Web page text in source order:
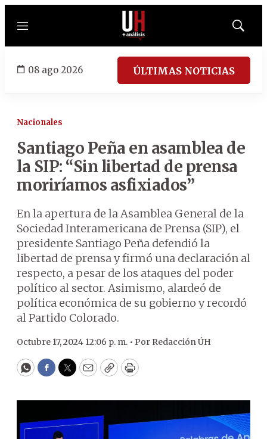
Menú
Mostrar
08 ago 2026 ÚLTIMAS NOTICIAS
Nacionales
Santiago Peña en asamblea de
la SIP: “Sin libertad de prensa
moriríamos asfixiados”
En la apertura de la Asamblea General de la
Sociedad Interamericana de Prensa (SIP), el
presidente Santiago Peña defendió la
libertad de prensa y firmó una declaración al
respecto, a pesar de los ataques del poder
político al sector. Asimismo, alardeó de
política económica de su gobierno y recordó
al Partido Colorado.
Octubre 17, 2024 12:06 p. m. • Por Redacción ÚH
WhatsApp
Facebook
Twitter
EmailCopyPrint